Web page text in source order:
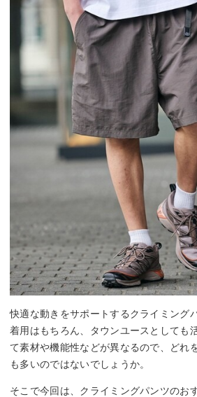
快適な動きをサポートするクライミング
着用はもちろん、タウンユースとしても
て素材や機能性などが異なるので、どれ
も多いのではないでしょうか。
そこで今回は、クライミングパンツのお